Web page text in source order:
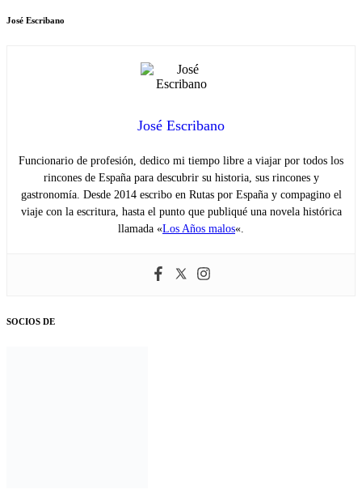
José Escribano
José Escribano
Funcionario de profesión, dedico mi tiempo libre a viajar por todos los
rincones de España para descubrir su historia, sus rincones y
gastronomía. Desde 2014 escribo en Rutas por España y compagino el
viaje con la escritura, hasta el punto que publiqué una novela histórica
llamada «Los Años malos«.
SOCIOS DE